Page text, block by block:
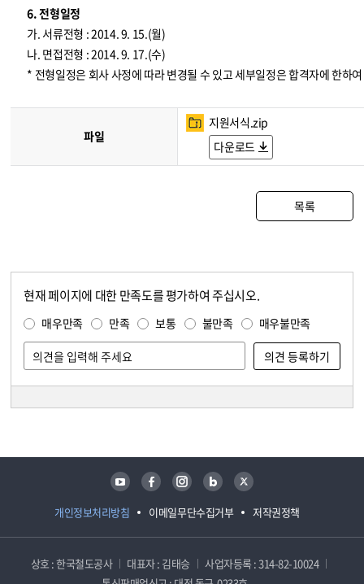
6. 전형일정
가. 서류전형 : 2014. 9. 15.(월)
나. 면접전형 : 2014. 9. 17.(수)
* 전형일정은 회사 사정에 따라 변경될 수 있고 세부일정은 합격자에 한하
파일
지원서식.zip
다운로드
목록
현재 페이지에 대한 만족도를 평가하여 주십시오.
매우만족 만족 보통 불만족 매우불만족
개인정보처리방침 이메일무단수집거부 저작권정책
유튜브 페이스북 인스타그램 블로그 트위터
상호 : 한국철도공사 대표자 : 김태승
사업자등록 : 314-82-10024